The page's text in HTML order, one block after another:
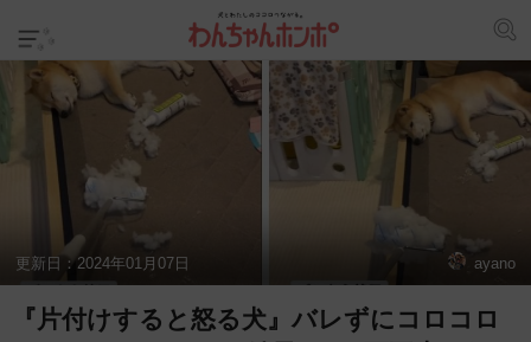
更新日：2024年01月07日 ayano
『片付けすると怒る犬』バレずにコロコロ